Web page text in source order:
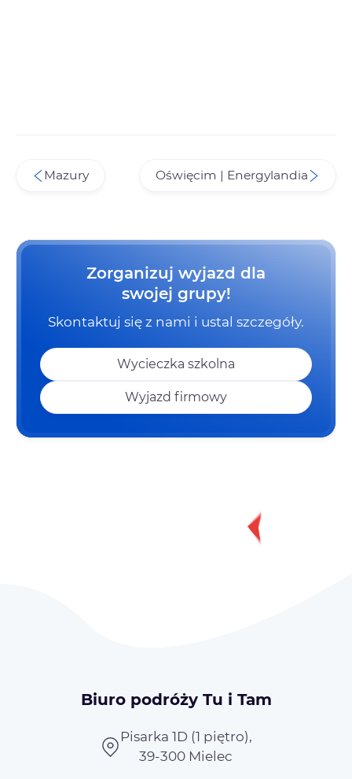
Mazury Oświęcim | Energylandia
Zorganizuj wyjazd dla
swojej grupy!
Skontaktuj się z nami i ustal szczegóły.
Wycieczka szkolna
Wyjazd firmowy
Biuro podróży Tu i Tam
Pisarka 1D (1 piętro),
39-300 Mielec